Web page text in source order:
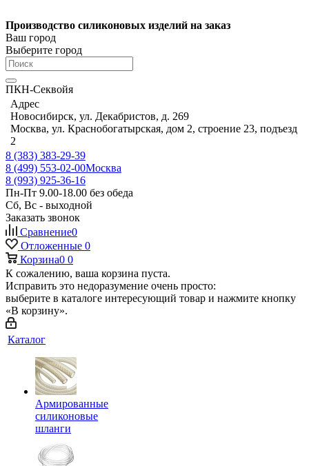
Производство силиконовых изделий на заказ
Ваш город
Выберите город
ПКН-Секвойя
Адрес
Новосибирск, ул. Декабристов, д. 269
Москва, ул. Краснобогатырская, дом 2, строение 23, подъезд
2
8 (383) 383-29-39
8 (499) 553-02-00Москва
8 (993) 925-36-16
Пн-Пт 9.00-18.00 без обеда
Сб, Вс - выходной
Заказать звонок
Сравнение0
Отложенные 0
Корзина0 0
К сожалению, ваша корзина пуста.
Исправить это недоразумение очень просто:
выберите в каталоге интересующий товар и нажмите кнопку
«В корзину».
Каталог
Армированные
силиконовые
шланги